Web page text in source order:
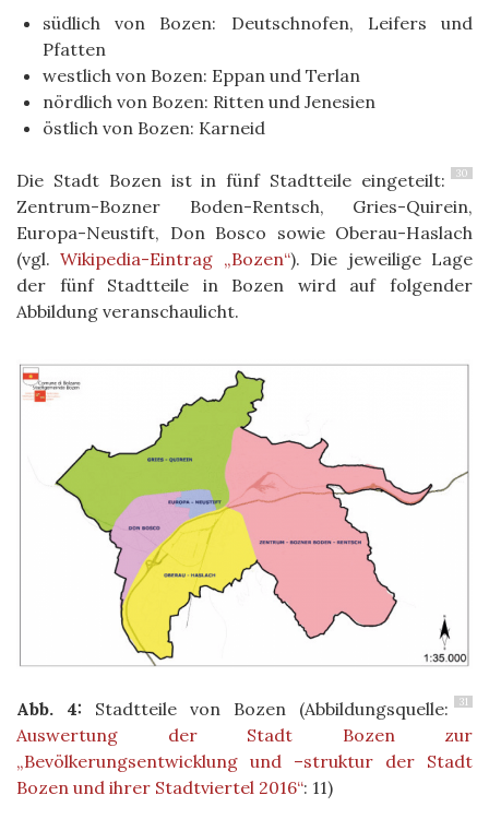
südlich von Bozen: Deutschnofen, Leifers und
Pfatten
westlich von Bozen: Eppan und Terlan
nördlich von Bozen: Ritten und Jenesien
östlich von Bozen: Karneid
30
Die Stadt Bozen ist in fünf Stadtteile eingeteilt:
Zentrum-Bozner Boden-Rentsch, Gries-Quirein,
Europa-Neustift, Don Bosco sowie Oberau-Haslach
(vgl.Wikipedia-Eintrag „Bozen“). Die jeweilige Lage
der fünf Stadtteile in Bozen wird auf folgender
Abbildung veranschaulicht.
31
Abb. 4: Stadtteile von Bozen (Abbildungsquelle:
Auswertung der Stadt Bozen zur
„Bevölkerungsentwicklung und –struktur der Stadt
Bozen und ihrer Stadtviertel 2016“: 11)